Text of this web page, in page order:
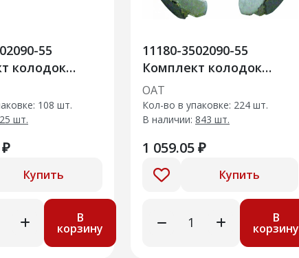
55
колодок
108 шт.
25 шт.
Купить
В
корзину
11180-3502090-55
Комплект колодок
заднего тормоза
ОАТ
Кол-во в упаковке: 224 шт.
В наличии: 843 шт.
1 059.05 ₽
Купить
В
корзину